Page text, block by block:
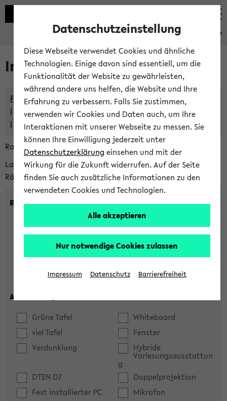
eKVV
Im eKVV verwaltete Räume
Freie Räume und Veranstaltungsüberschneidungen
Raumüberschneidungen
Hinweise der zentralen Raumvergabe
Raumanfragen:
raumvergabe@uni-bielefeld.de
Lassen Sie sich alle Räume anzeigen oder suchen Sie nach
Räumen mit bestimmten Eigenschaften:
Raumkriterien:
max. Plätze:
Ausstattung:
Grüne Tafel
Whiteboard
viel Tafel
Fenster
Verdunklung
Hybride
Vorlesungsausstattun
g
DTEN D7
Doppelprojektion
Fest installierter PC
Mikrofon
Datenschutzeinstellung
Diese Webseite verwendet Cookies und ähnliche
Technologien. Einige davon sind essentiell, um die
Funktionalität der Website zu gewährleisten,
während andere uns helfen, die Website und Ihre
Erfahrung zu verbessern. Falls Sie zustimmen,
verwenden wir Cookies und Daten auch, um Ihre
Interaktionen mit unserer Webseite zu messen. Sie
können Ihre Einwilligung jederzeit unter
Datenschutzerklärung einsehen und mit der
Wirkung für die Zukunft widerrufen. Auf der Seite
finden Sie auch zusätzliche Informationen zu den
verwendeten Cookies und Technologien.
Alle akzeptieren
Nur notwendige Cookies zulassen
Impressum Datenschutz Barrierefreiheit